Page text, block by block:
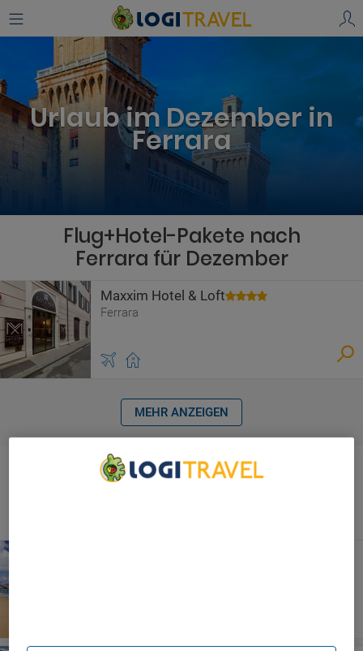
Urlaub im Dezember in
Ferrara
Flug+Hotel-Pakete nach
Ferrara für Dezember
Maxxim Hotel & Loft
Ferrara
MEHR ANZEIGEN
Flug+Hotel-Pakete nach Ferrara
für Dezember